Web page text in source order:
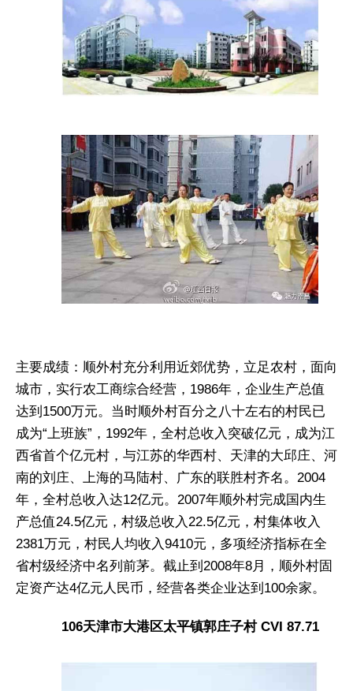
主要成绩：顺外村充分利用近郊优势，立足农村，面向
城市，实行农工商综合经营，1986年，企业生产总值
达到1500万元。当时顺外村百分之八十左右的村民已
成为“上班族”，1992年，全村总收入突破亿元，成为江
西省首个亿元村，与江苏的华西村、天津的大邱庄、河
南的刘庄、上海的马陆村、广东的联胜村齐名。2004
年，全村总收入达12亿元。2007年顺外村完成国内生
产总值24.5亿元，村级总收入22.5亿元，村集体收入
2381万元，村民人均收入9410元，多项经济指标在全
省村级经济中名列前茅。截止到2008年8月，顺外村固
定资产达4亿元人民币，经营各类企业达到100余家。
106天津市大港区太平镇郭庄子村 CVI 87.71